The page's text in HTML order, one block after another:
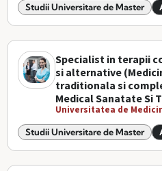
Studii Universitare de Master
Specialist in terapii
si alternative
traditionala si
Medical Sanatate Si
Universitatea de
Studii Universitare de Master